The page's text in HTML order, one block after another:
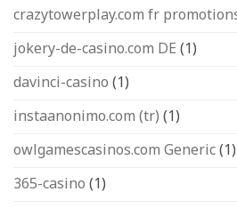
crazytowerplay.com fr
jokery-de-casino.com DE (1)
davinci-casino (1)
instaanonimo.com (tr) (1)
owlgamescasinos.com Generic(1)
365-casino (1)